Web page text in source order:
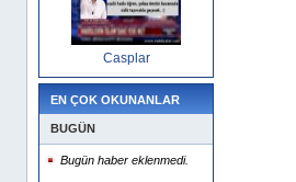
Casplar
EN ÇOK OKUNANLAR
BUGÜN
Bugün haber eklenmedi.